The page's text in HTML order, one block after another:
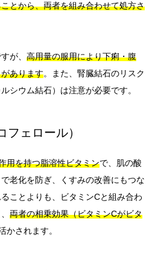
とから、両者を組み合わせて処方さ
が、 高用量の服用により下痢・腹
あります。また、腎臓結石のリスク
シウム結石）は注意が必要です。
フェロール）
用を持つ脂溶性ビタミンで、肌の酸
老化を防ぎ、くすみの改善にもつな
ことよりも、ビタミンCと組み合わ
両者の相乗効果（ビタミンCがビタ
かされます。